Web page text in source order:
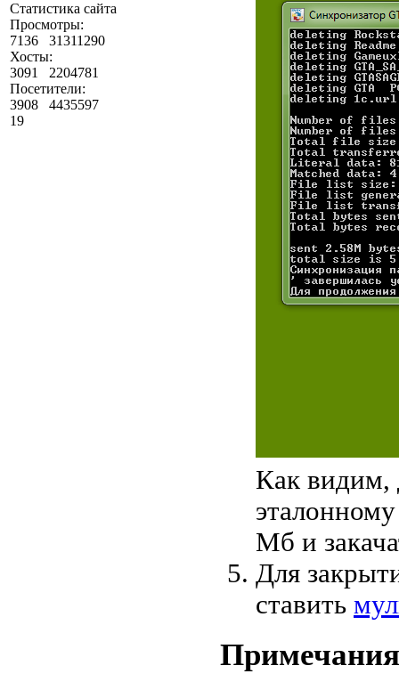
Статистика сайта
Просмотры:
7136
31311290
Хосты:
3091
2204781
Посетители:
3908
4435597
19
Как видим,
Мб и
Для
ставить
Примечания